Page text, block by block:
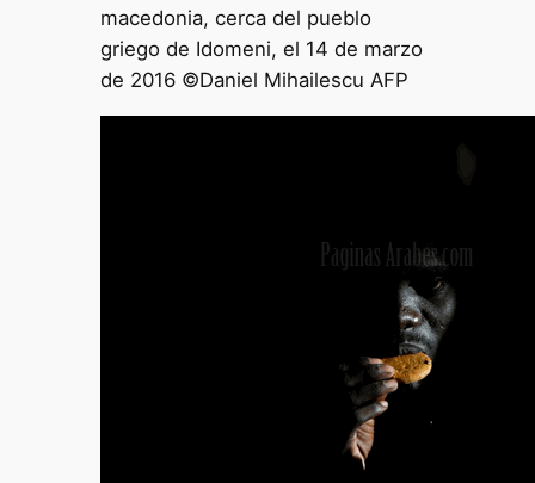
macedonia, cerca del pueblo
griego de Idomeni, el 14 de marzo
de 2016 ©Daniel Mihailescu AFP